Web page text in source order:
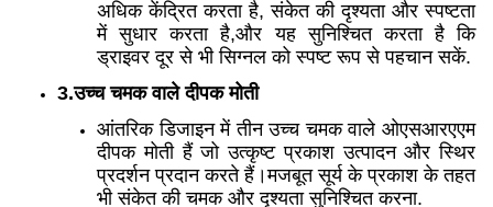
अधिक केंद्रित करता है, संकेत की दृश्यता और स्पष्टता
में सुधार करता है,और यह सुनिश्चित करता है कि
ड्राइवर दूर से भी सिग्नल को स्पष्ट रूप से पहचान सकें.
3.उच्च चमक वाले दीपक मोती
आंतरिक डिजाइन में तीन उच्च चमक वाले ओएसआरएएम
दीपक मोती हैं जो उत्कृष्ट प्रकाश उत्पादन और स्थिर
प्रदर्शन प्रदान करते हैं।मजबूत सूर्य के प्रकाश के तहत
भी संकेत की चमक और दृश्यता सुनिश्चित करना.